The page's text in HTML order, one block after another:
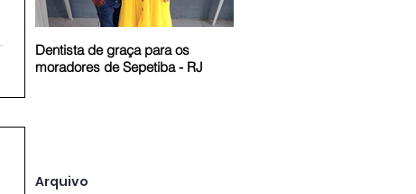
Dentista de graça para os
moradores de Sepetiba - RJ
Arquivo